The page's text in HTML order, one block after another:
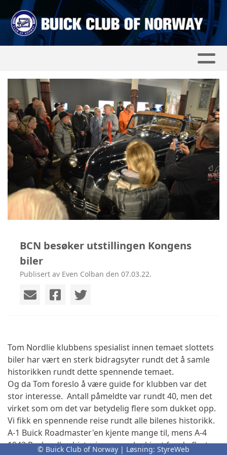
BCN besøker utstillingen Kongens
biler
Publisert av Even Colban den 07.03.22.
Tom Nordlie klubbens spesialist innen temaet slottets
biler har vært en sterk bidragsyter rundt det å samle
historikken rundt dette spennende temaet.
Og da Tom foreslo å være guide for klubben var det
stor interesse. Antall påmeldte var rundt 40, men det
virket som om det var betydelig flere som dukket opp.
Vi fikk en spennende reise rundt alle bilenes historikk.
A-1 Buick Roadmaster'en kjente mange til, mens A-4
1942 Packard'en historien var nok ukjent for de fleste.
© Buick Club of Norway | Løsning: StyreWeb